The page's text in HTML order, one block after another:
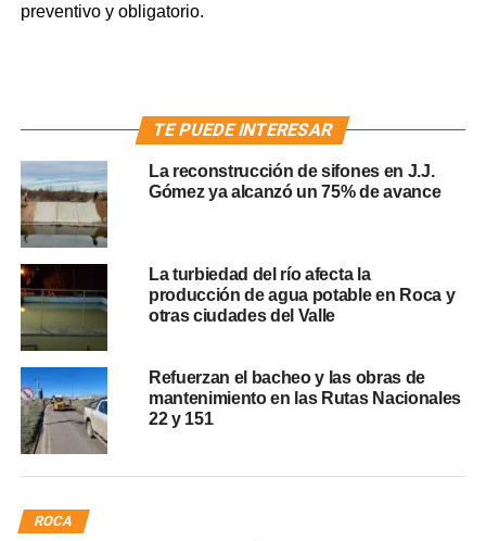
preventivo y obligatorio.
TE PUEDE INTERESAR
La reconstrucción de sifones en J.J.
Gómez ya alcanzó un 75% de avance
La turbiedad del río afecta la
producción de agua potable en Roca y
otras ciudades del Valle
Refuerzan el bacheo y las obras de
mantenimiento en las Rutas Nacionales
22 y 151
ROCA